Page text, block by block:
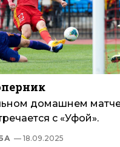
домашнем
с «Уфой».
— 18.09.2025